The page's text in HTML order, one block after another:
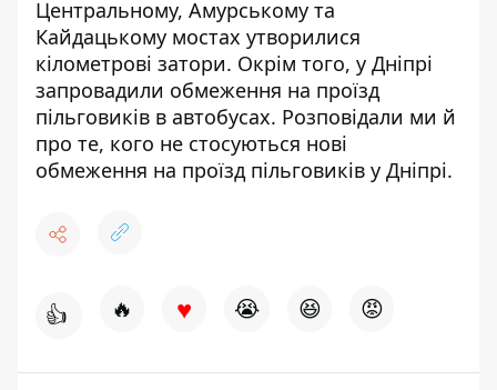
Центральному, Амурському та
Кайдацькому мостах утворилися
кілометрові затори. Окрім того, у Дніпрі
запровадили обмеження на проїзд
пільговиків в автобусах. Розповідали ми й
про те, кого не стосуються нові
обмеження на проїзд пільговиків у Дніпрі.
👍 🔥 ♥ 😭 😆 😡